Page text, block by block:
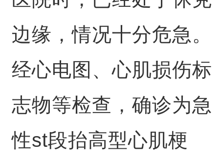
边缘，情况十分危急。
经心电图、心肌损伤标
志物等检查，确诊为急
性st段抬高型心肌梗